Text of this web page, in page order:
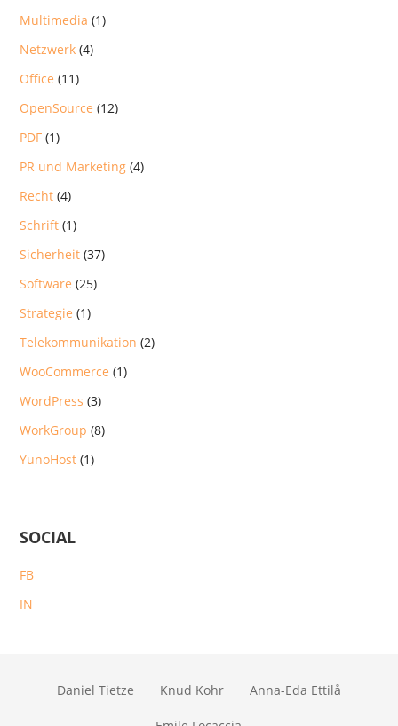
Multimedia (1)
Netzwerk (4)
Office (11)
OpenSource (12)
PDF (1)
PR und Marketing (4)
Recht (4)
Schrift (1)
Sicherheit (37)
Software (25)
Strategie (1)
Telekommunikation (2)
WooCommerce (1)
WordPress (3)
WorkGroup (8)
YunoHost (1)
SOCIAL
FB
IN
Daniel Tietze Knud Kohr Anna-Eda Ettilå